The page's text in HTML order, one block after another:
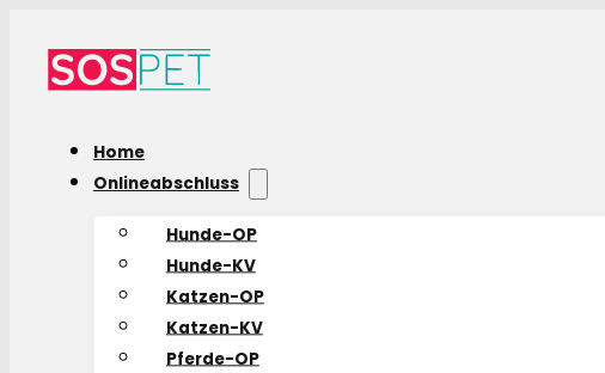
Home
Onlineabschluss
Hunde-OP
Hunde-KV
Katzen-OP
Katzen-KV
Pferde-OP